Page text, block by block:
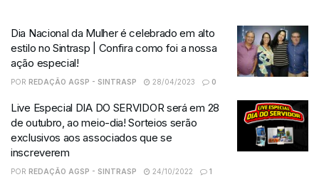
Dia Nacional da Mulher é celebrado em alto
estilo no Sintrasp | Confira como foi a nossa
ação especial!
POR REDAÇÃO AGSP - SINTRASP 28/04/2023 0
Live Especial DIA DO SERVIDOR será em 28
de outubro, ao meio-dia! Sorteios serão
exclusivos aos associados que se
inscreverem
POR REDAÇÃO AGSP - SINTRASP 24/10/2022 1